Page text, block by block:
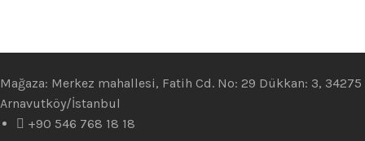
Mağaza: Merkez mahallesi, Fatih Cd. No: 29 Dükkan: 3, 34275
Arnavutköy/İstanbul
+90 546 768 18 18